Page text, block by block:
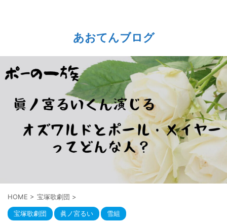
あおてんブログ
HOME > 宝塚歌劇団 >
宝塚歌劇団 眞ノ宮るい 雪組